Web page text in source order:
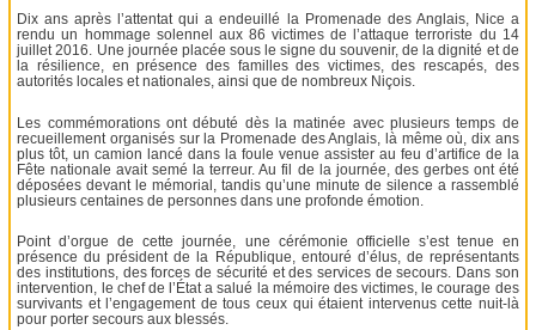
Dix ans après l’attentat qui a endeuillé la Promenade des Anglais, Nice a
rendu un hommage solennel aux 86 victimes de l’attaque terroriste du 14
juillet 2016. Une journée placée sous le signe du souvenir, de la dignité et de
la résilience, en présence des familles des victimes, des rescapés, des
autorités locales et nationales, ainsi que de nombreux Niçois.
Les commémorations ont débuté dès la matinée avec plusieurs temps de
recueillement organisés sur la Promenade des Anglais, là même où, dix ans
plus tôt, un camion lancé dans la foule venue assister au feu d’artifice de la
Fête nationale avait semé la terreur. Au fil de la journée, des gerbes ont été
déposées devant le mémorial, tandis qu’une minute de silence a rassemblé
plusieurs centaines de personnes dans une profonde émotion.
Point d’orgue de cette journée, une cérémonie officielle s’est tenue en
présence du président de la République, entouré d’élus, de représentants
des institutions, des forces de sécurité et des services de secours. Dans son
intervention, le chef de l’État a salué la mémoire des victimes, le courage des
survivants et l’engagement de tous ceux qui étaient intervenus cette nuit-là
pour porter secours aux blessés.